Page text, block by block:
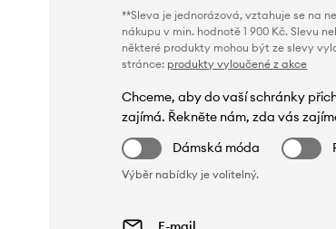
**Sleva je jednorázová, vztahuje se na
nákupu v min. hodnotě 1 900 Kč. Slevu
některé produkty mohou být ze slevy
stránce: produkty vyloučené z akce
Chceme, aby do vaší schránky
zajímá. Řekněte nám, zda vás
Dámská móda
Výběr nabídky je volitelný.